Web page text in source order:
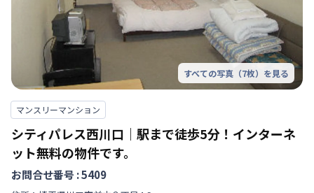
すべての写真（7枚）を見る
マンスリーマンション
シティパレス西川口｜駅まで徒歩5分！インターネ
ット無料の物件です。
お問合せ番号 :5409